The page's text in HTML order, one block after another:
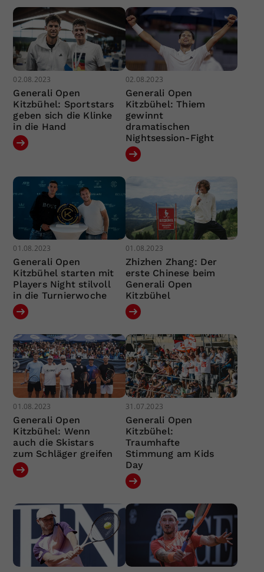
02.08.2023
Generali Open
Kitzbühel: Sportstars
geben sich die Klinke
in die Hand
02.08.2023
Generali Open
Kitzbühel: Thiem
gewinnt
dramatischen
Nightsession-Fight
01.08.2023
Generali Open
Kitzbühel starten mit
Players Night stilvoll
in die Turnierwoche
01.08.2023
Zhizhen Zhang: Der
erste Chinese beim
Generali Open
Kitzbühel
01.08.2023
Generali Open
Kitzbühel: Wenn
auch die Skistars
zum Schläger greifen
31.07.2023
Generali Open
Kitzbühel:
Traumhafte
Stimmung am Kids
Day